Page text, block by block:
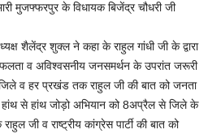
मुजफ्फरपुर के विधायक बिजेंद्र चौधरी जी
शैलेंद्र शुक्ल ने कहा के राहुल गांधी जी के द्वारा
व अविश्वसनीय जनसमर्थन के उपरांत जरूरी
व हर प्रखंड तक राहुल जी की बात को जनता
से हांथ जोड़ो अभियान को 8अप्रैल से जिले के
जी व राष्ट्रीय कांग्रेस पार्टी की बात को